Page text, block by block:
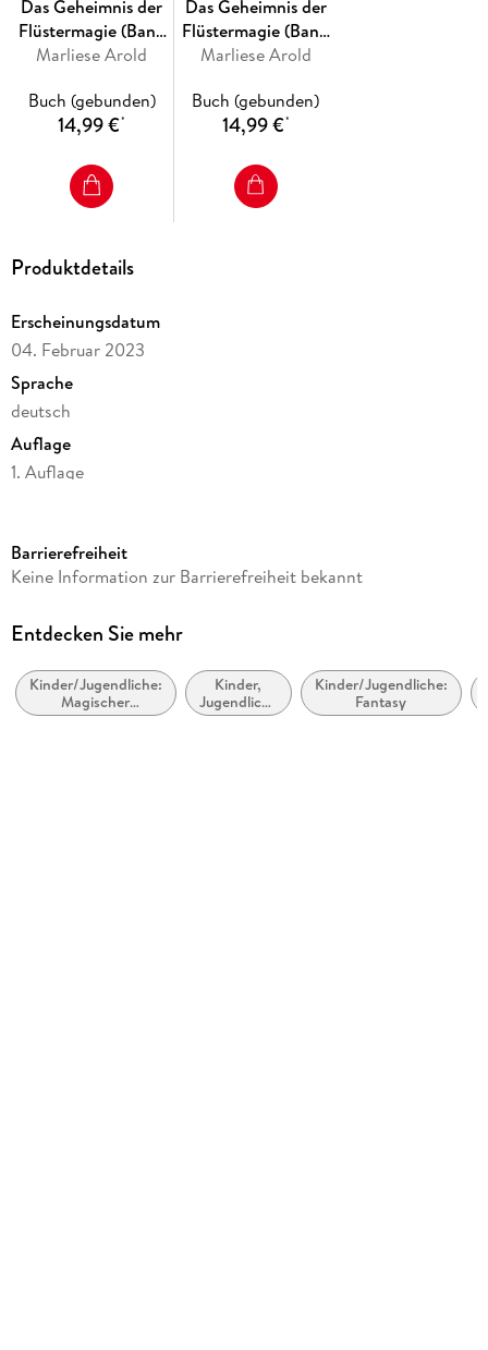
Der magische 8. Tag
Princess Mysteries
Das Geheimnis der
Flüstermagie (Band
3) - Die dunkle
Marliese Arold
Buch (gebunden)
14,99 €*
Das Geheimnis der
Flüstermagie (Band
1) - der Zauberwald
Marliese Arold
Buch (gebunden)
14,99 €*
Produktdetails
Erscheinungsdatum
04. Februar 2023
Sprache
deutsch
Auflage
1. Auflage
Altersempfehlung
Reihe
Autor/Autorin
Marliese Arold
Barrierefreiheit
Keine Information zur Barrierefreiheit bekannt
Entdecken Sie mehr
Kinder/Jugendliche:
Magischer
Realismus,
Kinder,
Jugendliche
und Bildung
Kinder/Jugendliche:
Fantasy